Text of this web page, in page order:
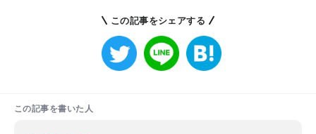
この記事をシェアする
この記事を書いた人